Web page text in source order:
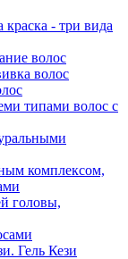
- три вида
волос
волос
типами волос с
комплексом,
головы,
Гель Кези